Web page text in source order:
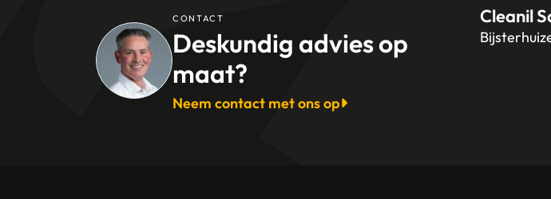
CONTACT
Deskundig advies op
maat?
Neem contact met ons op
Cleanil